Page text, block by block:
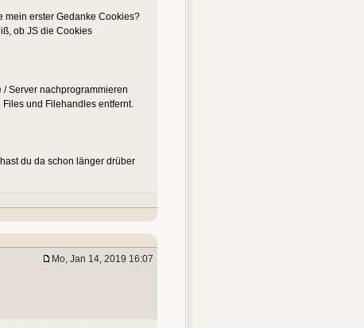
mein erster Gedanke Cookies?
ob JS die Cookies
Server nachprogrammieren
und Filehandles entfernt.
du da schon länger drüber
Mo, Jan 14, 2019 16:07